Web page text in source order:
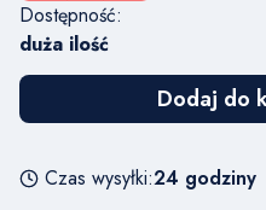
Dostępność:
duża ilość
Dodaj do
Czas wysyłki:24 godziny